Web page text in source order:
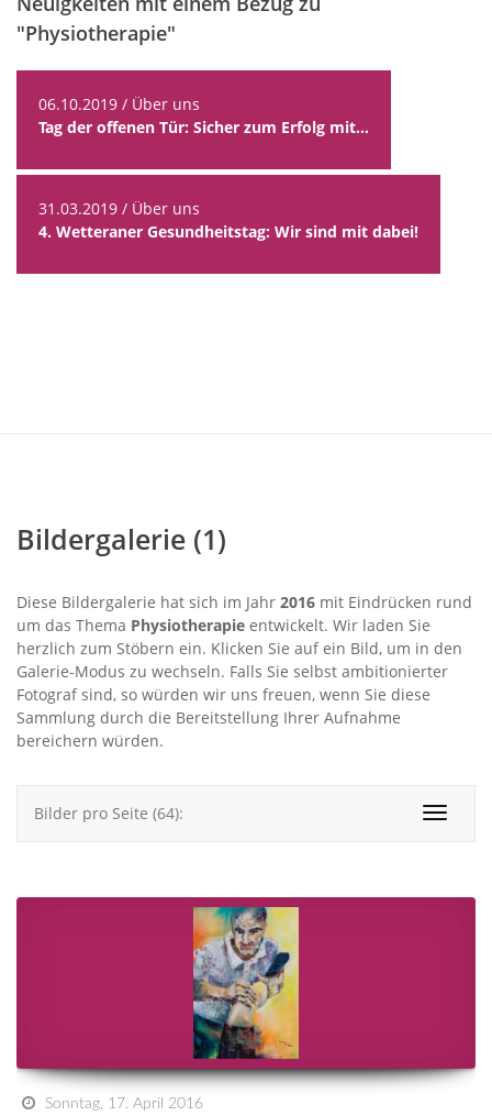
"Physiotherapie"
06.10.2019 / Über uns
Tag der offenen Tür: Sicher zum Erfolg mit...
31.03.2019 / Über uns
4. Wetteraner Gesundheitstag: Wir sind mit dabei!
Bildergalerie (1)
Diese Bildergalerie hat sich im Jahr 2016 mit Eindrücken rund
um das Thema Physiotherapie entwickelt. Wir laden Sie
herzlich zum Stöbern ein. Klicken Sie auf ein Bild, um in den
Galerie-Modus zu wechseln. Falls Sie selbst ambitionierter
Fotograf sind, so würden wir uns freuen, wenn Sie diese
Sammlung durch die Bereitstellung Ihrer Aufnahme
bereichern würden.
Toggle
Bilder pro Seite (64):
Sonntag, 17. April 2016